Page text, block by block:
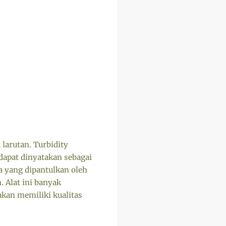
larutan. Turbidity
dinyatakan sebagai
yang dipantulkan oleh
Alat ini banyak
memiliki kualitas